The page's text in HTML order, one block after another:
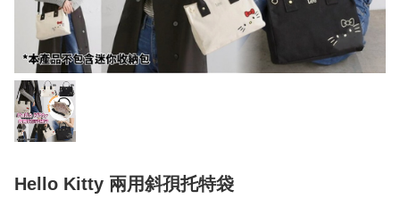
Hello Kitty 兩用斜孭托特袋